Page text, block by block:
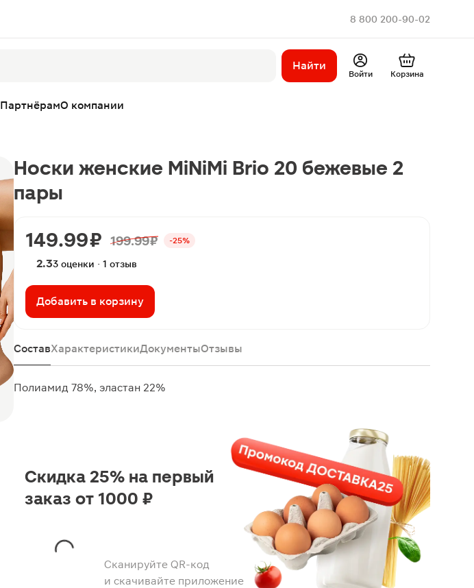
8 800 200-90-02
Найти
Войти Корзина
ПартнёрамО компании
Носки женские МiNiMi Brio 20 бежевые 2
пары
149.99 ₽ 199.99 ₽ -25%
2.33 оценки · 1 отзыв
Добавить в корзину
СоставХарактеристикиДокументыОтзывы
Полиамид 78%, эластан 22%
Сканируйте QR-код
и скачивайте приложение
Скидка 25% на первый
заказ от 1000 ₽